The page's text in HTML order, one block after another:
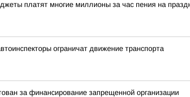
платят многие миллионы за час пения на
ограничат движение транспорта
за финансирование запрещенной организации